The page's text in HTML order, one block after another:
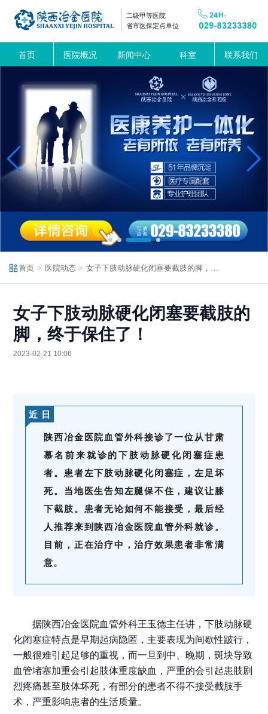
二级甲等医院
省市医保定点单位
首页 医院概况 新闻中心 科室 联系我们
首页 医院动态
女子下肢动脉硬化闭塞要截肢的
脚，终于保住了！
2023-02-21 10:06
近 日
陕西冶金医院血管外科接诊了一位从甘肃
慕名前来就诊的下肢动脉硬化闭塞症患
者。患者左下肢动脉硬化闭塞症，左足坏
死。当地医生告知左腿保不住，建议让膝
下截肢。患者无论如何不能接受，最后经
人推荐来到 陕西冶金医院血管外科就诊。
目前，正在治疗中，治疗效果患者非常满
意。
据陕西冶金医院血管外科王玉德主任讲，下肢动脉硬
化闭塞症特点是早期起病隐匿，主要表现为间歇性跛行，
一般很难引起足够的重视，而一旦到中、晚期，斑块导致
血管堵塞加重会引起肢体重度缺血，严重的会引起患肢剧
烈疼痛甚至肢体坏死，有部分的患者不得不接受截肢手
术，严重影响患者的生活质量。